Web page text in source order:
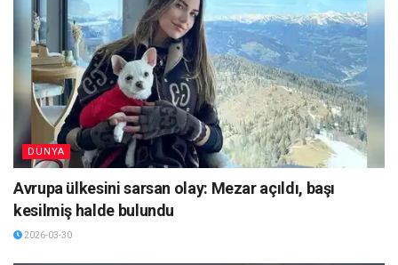
DÜNYA
Avrupa ülkesini sarsan olay: Mezar açıldı, başı
kesilmiş halde bulundu
2026-03-30